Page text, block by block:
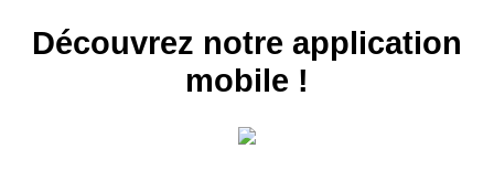
Découvrez notre application
mobile !